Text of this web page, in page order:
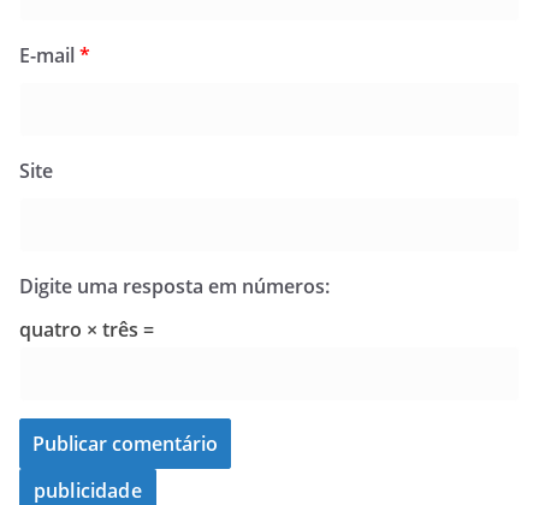
E-mail*
Site
Digite uma resposta em números:
quatro × três =
publicidade